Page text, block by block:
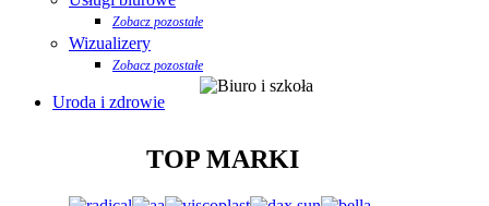
Zobacz pozostałe
Wizualizery
Zobacz pozostałe
Uroda i zdrowie
TOP MARKI